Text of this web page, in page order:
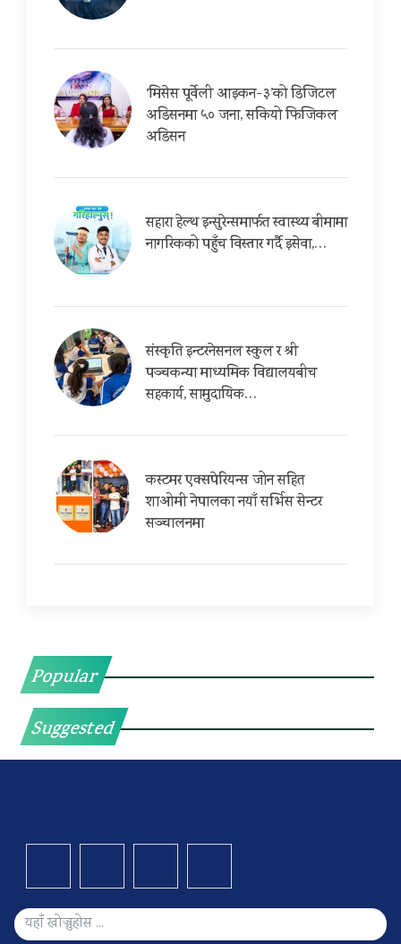
‘मिसेस पूर्वेली आइकन-३’को डिजिटल
अडिसनमा ५० जना, सकियो फिजिकल
अडिसन
सहारा हेल्थ इन्सुरेन्समार्फत स्वास्थ्य बीमामा
नागरिकको पहुँच विस्तार गर्दै इसेवा,…
संस्कृति इन्टरनेसनल स्कुल र श्री
पञ्चकन्या माध्यमिक विद्यालयबीच
सहकार्य, सामुदायिक…
कस्टमर एक्सपेरियन्स जोन सहित
शाओमी नेपालका नयाँ सर्भिस सेन्टर
सञ्चालनमा
Popular
Suggested